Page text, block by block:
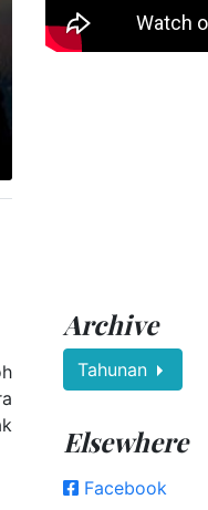
Archive
Tahunan
Elsewhere
Facebook